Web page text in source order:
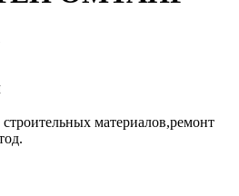
материалов,ремонт